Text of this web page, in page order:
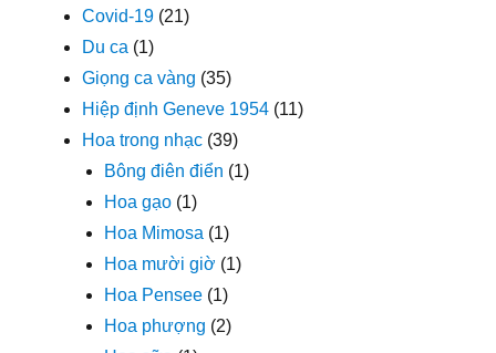
Covid-19 (21)
Du ca (1)
Giọng ca vàng (35)
Hiệp định Geneve 1954 (11)
Hoa trong nhạc (39)
Bông điên điển (1)
Hoa gạo (1)
Hoa Mimosa (1)
Hoa mười giờ (1)
Hoa Pensee (1)
Hoa phượng (2)